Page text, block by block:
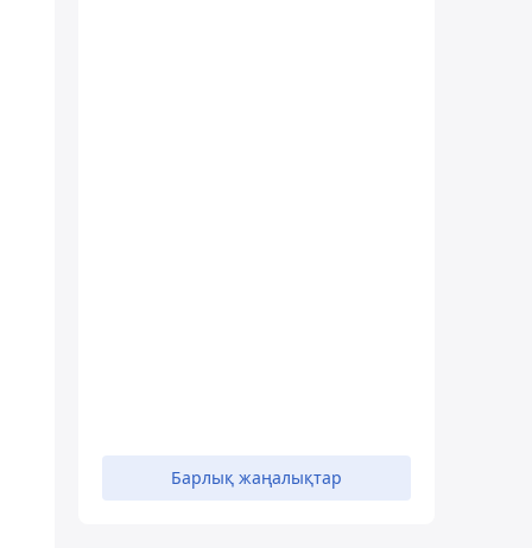
Барлық жаңалықтар